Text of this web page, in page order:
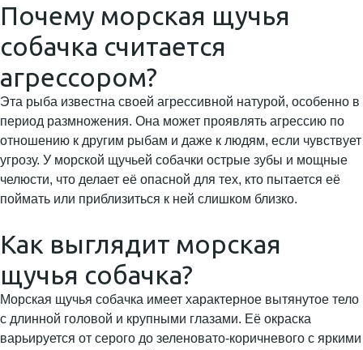
Почему морская щучья
собачка считается
агрессором?
Эта рыба известна своей агрессивной натурой, особенно в
период размножения. Она может проявлять агрессию по
отношению к другим рыбам и даже к людям, если чувствует
угрозу. У морской щучьей собачки острые зубы и мощные
челюсти, что делает её опасной для тех, кто пытается её
поймать или приблизиться к ней слишком близко.
Как выглядит морская
щучья собачка?
Морская щучья собачка имеет характерное вытянутое тело
с длинной головой и крупными глазами. Её окраска
варьируется от серого до зеленовато-коричневого с яркими